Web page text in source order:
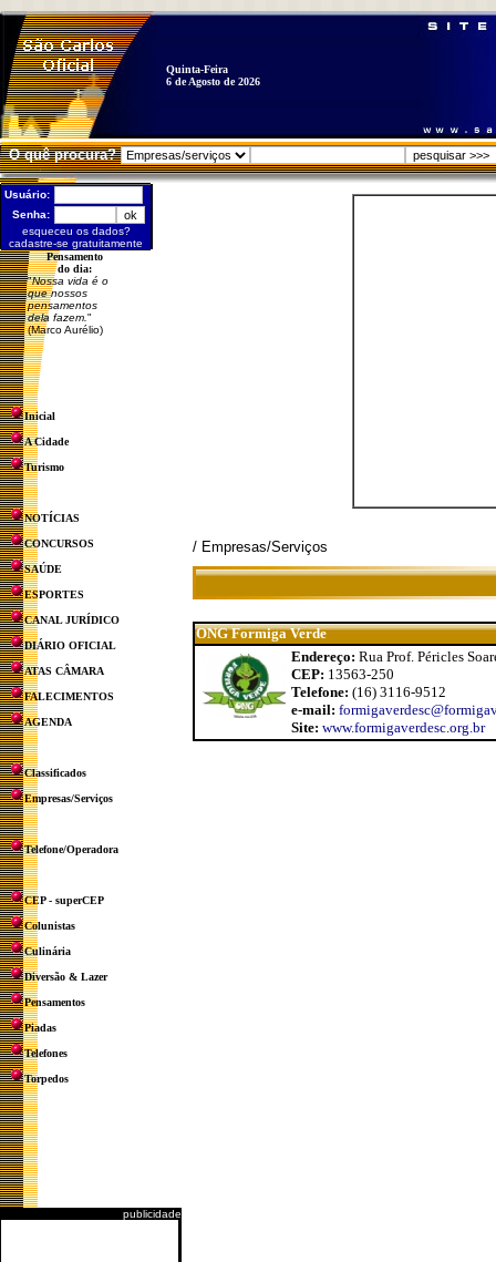
Quinta-Feira
6 de Agosto de 2026
O quê procura?
Usuário:
Senha:
esqueceu os dados?
cadastre-se gratuitamente
Pensamento
do dia:
"Nossa vida é o
que nossos
pensamentos
dela fazem. "
(Marco Aurélio)
Inicial
A Cidade
Turismo
NOTÍCIAS
CONCURSOS
SAÚDE
ESPORTES
CANAL JURÍDICO
DIÁRIO OFICIAL
ATAS CÂMARA
FALECIMENTOS
AGENDA
Classificados
Empresas/Serviços
Telefone/Operadora
CEP - superCEP
Colunistas
Culinária
Diversão & Lazer
Pensamentos
Piadas
Telefones
Torpedos
publicidade
/ Empresas/Serviços
ONG Formiga Verde
Endereço: Rua Prof. Péricles
CEP: 13563-250
Telefone: (16) 3116-9512
e-mail:
Site: www.formigaverdesc.org.br